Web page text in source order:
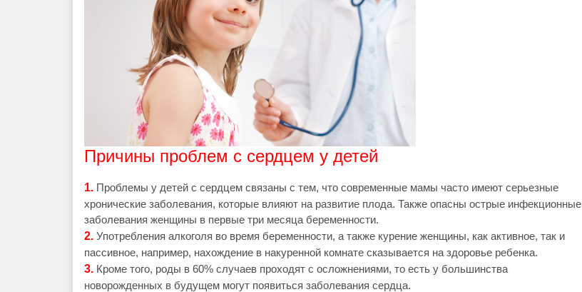
Причины проблем с сердцем у детей
1. Проблемы у детей с сердцем связаны с тем, что современные мамы часто имеют серьезные
хронические заболевания, которые влияют на развитие плода. Также опасны острые инфекционные
заболевания женщины в первые три месяца беременности.
2. Употребления алкоголя во время беременности, а также курение женщины, как активное, так и
пассивное, например, нахождение в накуренной комнате сказывается на здоровье ребенка.
3. Кроме того, роды в 60% случаев проходят с осложнениями, то есть у большинства
новорожденных в будущем могут появиться заболевания сердца.